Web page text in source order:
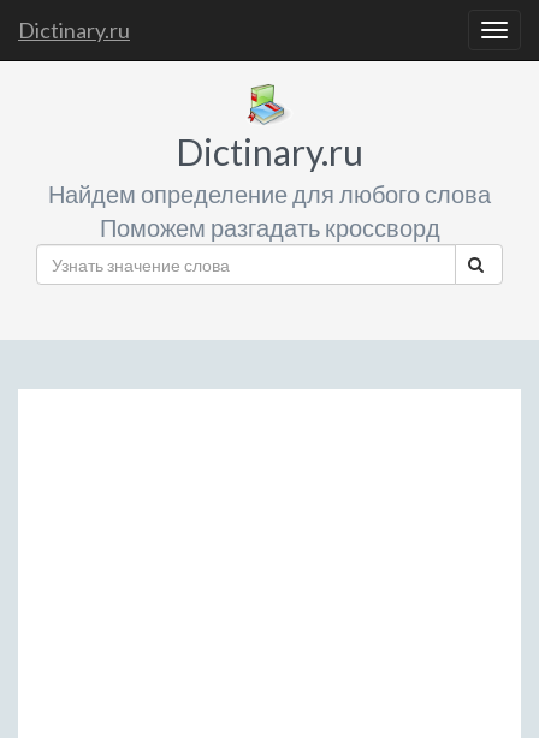
Dictinary.ru
Dictinary.ru
Найдем определение для любого слова
Поможем разгадать кроссворд